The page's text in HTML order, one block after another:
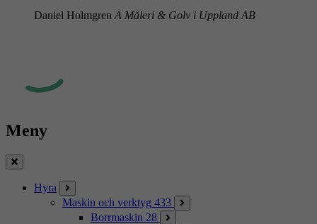
Daniel Holmgren A Måleri & Golv i Uppland AB
Meny
Stäng
Hyra
Maskin och verktyg 433
Borrmaskin 28